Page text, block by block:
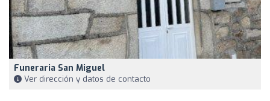
Funeraria San Miguel
Ver dirección y datos de contacto